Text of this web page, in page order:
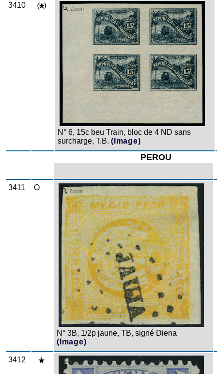
3410 Zoom
N° 6, 15c beu Train, bloc de 4 ND sans
surcharge, T.B. (Image)
PEROU
3411 O Zoom
N° 3B, 1/2p jaune, TB, signé Diena
(Image)
3412 Zoom